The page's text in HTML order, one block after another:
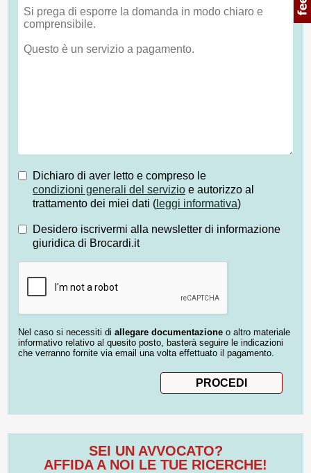
Dichiaro di aver letto e compreso le
condizioni generali del servizio e autorizzo al
trattamento dei miei dati ( leggi informativa)
Desidero iscrivermi alla newsletter di informazione
giuridica di Brocardi.it
Nel caso si necessiti di allegare documentazione o altro materiale
informativo relativo al quesito posto, basterà seguire le indicazioni
che verranno fornite via email una volta effettuato il pagamento.
SEI UN AVVOCATO?
AFFIDA A NOI LE TUE RICERCHE!